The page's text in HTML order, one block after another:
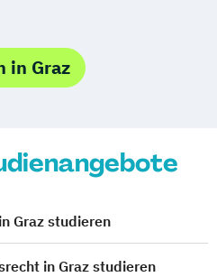
in Graz
Graz studieren
in Graz studieren